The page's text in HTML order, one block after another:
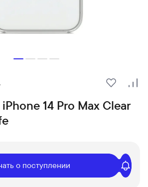
В
14 Pro Max Clear
о поступлении